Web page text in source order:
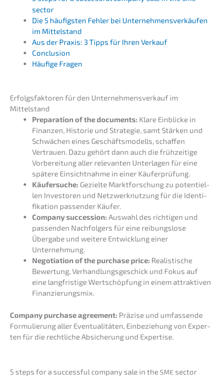
sector
Die 5 häufigs­ten Fehler bei Unter­neh­mens­ver­käu­fen
im Mittelstand
Aus der Praxis: 3 Tipps für Ihren Verkauf
Conclu­si­on
Häufi­ge Fragen
Erfolgs­fak­to­ren für den Unter­nehmens­verkauf im
Mittelstand
Prepa­ra­ti­on of the documents: Klare Einbli­cke in
Finan­zen, Histo­rie und Strate­gie, samt Stärken und
Schwä­chen eines Geschäfts­mo­dells, schaf­fen
Vertrau­en. Dazu gehört dann auch die frühzei­ti­ge
Vorbe­rei­tung aller relevan­ten Unter­la­gen für eine
späte­re Einsicht­nah­me in einer Käuferprüfung.
Käufer­su­che: Geziel­te Markt­for­schung zu poten­ti­el­
len Inves­to­ren und Netzwerk­nut­zung für die Identi­
fi­ka­ti­on passen­der Käufer.
Compa­ny succes­si­on: Auswahl des richti­gen und
passen­den Nachfol­gers für eine reibungs­lo­se
Überga­be und weite­re Entwick­lung einer
Unternehmung.
Negotia­ti­on of the purcha­se price: Realis­ti­sche
Bewer­tung, Verhand­lungs­ge­schick und Fokus auf
eine langfris­ti­ge Wertschöp­fung in einem attrak­ti­ven
Finanzierungsmix.
Compa­ny purcha­se agree­ment: Präzi­se und umfas­sen­de
Formu­lie­rung aller Eventua­li­tä­ten, Einbe­zie­hung von Exper­
ten für die recht­li­che Absiche­rung und Expertise.
5 steps for a successful compa­ny sale in theSME sector